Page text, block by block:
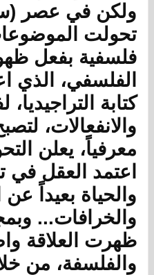
ولكن في عصر
تحولت
فلسفية بفعل
الفلسفي، الذي
كتابة
والانفعالات،
معرفياً، يعلن
اعتمد العقل في
والحياة بعيداً عن
والخرافات...
ظهرت العلاقة
والفلسفة، من